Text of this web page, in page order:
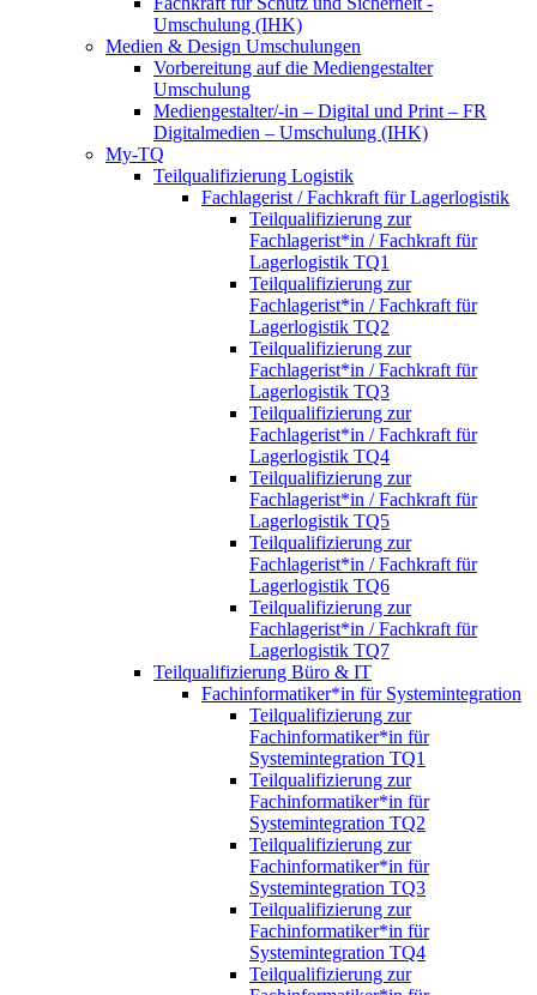
Umschulung (IHK)
Medien & Design Umschulungen
Vorbereitung auf die Mediengestalter
Umschulung
Mediengestalter/-in – Digital und Print – FR
Digitalmedien – Umschulung (IHK)
My-TQ
Teilqualifizierung Logistik
Fachlagerist / Fachkraft für Lagerlogistik
Teilqualifizierung zur
Fachlagerist*in / Fachkraft für
Lagerlogistik TQ1
Teilqualifizierung zur
Fachlagerist*in / Fachkraft für
Lagerlogistik TQ2
Teilqualifizierung zur
Fachlagerist*in / Fachkraft für
Lagerlogistik TQ3
Teilqualifizierung zur
Fachlagerist*in / Fachkraft für
Lagerlogistik TQ4
Teilqualifizierung zur
Fachlagerist*in / Fachkraft für
Lagerlogistik TQ5
Teilqualifizierung zur
Fachlagerist*in / Fachkraft für
Lagerlogistik TQ6
Teilqualifizierung zur
Fachlagerist*in / Fachkraft für
Lagerlogistik TQ7
Teilqualifizierung Büro & IT
Fachinformatiker*in für Systemintegration
Teilqualifizierung zur
Fachinformatiker*in für
Systemintegration TQ1
Teilqualifizierung zur
Fachinformatiker*in für
Systemintegration TQ2
Teilqualifizierung zur
Fachinformatiker*in für
Systemintegration TQ3
Teilqualifizierung zur
Fachinformatiker*in für
Systemintegration TQ4
Teilqualifizierung zur